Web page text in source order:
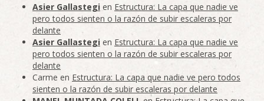
Asier Gallastegi en Estructura: La capa que nadie ve
pero todos sienten o la razón de subir escaleras por
delante
Asier Gallastegi en Estructura: La capa que nadie ve
pero todos sienten o la razón de subir escaleras por
delante
Carme en Estructura: La capa que nadie ve pero todos
sienten o la razón de subir escaleras por delante